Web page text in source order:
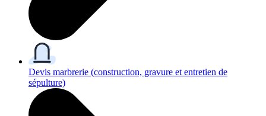
Devis marbrerie (construction, gravure et entretien de
sépulture)